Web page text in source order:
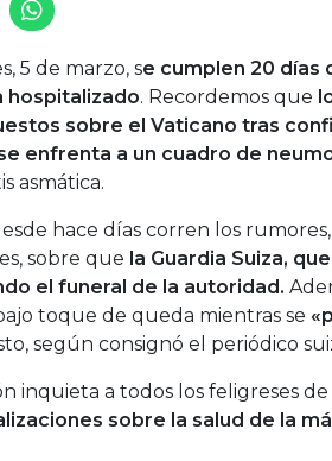
5 de marzo, se cumplen 20 días
hospitalizado. Recordemos que
sobre el Vaticano tras
enfrenta a un cuadro de
asmática.
hace días corren los
sobre que la Guardia Suiza,
el funeral de la autoridad.
toque de queda mientras se
según consignó el periódico
inquieta a todos los feligreses
sobre la salud de la